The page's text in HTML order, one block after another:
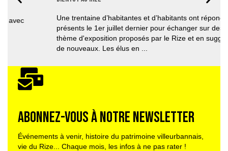
Une trentaine d’habitantes et d’habitants ont répondu
présents le 1er juillet dernier pour échanger sur des
thème d'exposition proposés par le Rize et en suggérer
de nouveaux. Les élus en ...
ABONNEZ-VOUS À NOTRE NEWSLETTER
Événements à venir, histoire du patrimoine villeurbannais,
vie du Rize... Chaque mois, les infos à ne pas rater !